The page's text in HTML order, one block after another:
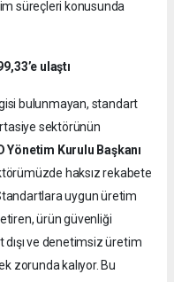
süreçleri konusunda
ulaştı
bulunmayan, standart
sektörünün
Yönetim Kurulu Başkanı
haksız rekabete
uygun üretim
ürün güvenliği
dışı ve denetimsiz üretim
zorunda kalıyor. Bu